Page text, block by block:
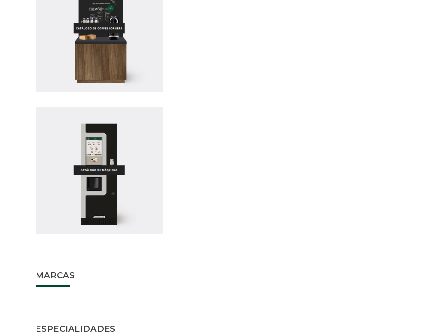
MARCAS
ESPECIALIDADES